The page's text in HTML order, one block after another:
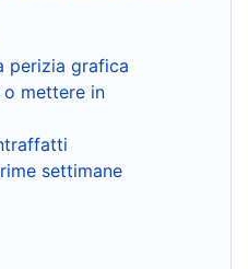
perizia grafica
o mettere in
settimane